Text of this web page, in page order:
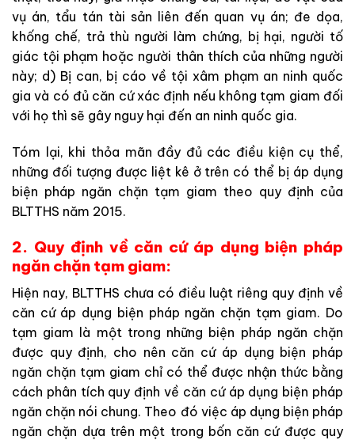
vụ án, tẩu tán tài sản liên đến quan vụ án; đe dọa,
khống chế, trả thù người làm chứng, bị hại, người tố
giác tội phạm hoặc người thân thích của những người
này; d) Bị can, bị cáo về tội xâm phạm an ninh quốc
gia và có đủ căn cứ xác định nếu không tạm giam đối
với họ thì sẽ gây nguy hại đến an ninh quốc gia.
Tóm lại, khi thỏa mãn đầy đủ các điều kiện cụ thể,
những đối tượng được liệt kê ở trên có thể bị áp dụng
biện pháp ngăn chặn tạm giam theo quy định của
BLTTHS năm 2015.
2. Quy định về căn cứ áp dụng biện pháp
ngăn chặn tạm giam:
Hiện nay, BLTTHS chưa có điều luật riêng quy định về
căn cứ áp dụng biện pháp ngăn chặn tạm giam. Do
tạm giam là một trong những biện pháp ngăn chặn
được quy định, cho nên căn cứ áp dụng biện pháp
ngăn chặn tạm giam chỉ có thể được nhận thức bằng
cách phân tích quy định về căn cứ áp dụng biện pháp
ngăn chặn nói chung. Theo đó việc áp dụng biện pháp
ngăn chặn dựa trên một trong bốn căn cứ được quy